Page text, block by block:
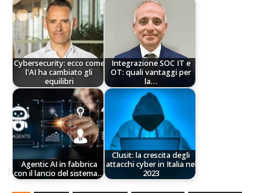
Cybersecurity: ecco come
l'AI ha cambiato gli
equilibri
Integrazione SOC IT e
OT: quali vantaggi per
la…
Agentic AI in fabbrica
con il lancio del sistema…
Clusit: la crescita degli
attacchi cyber in Italia nel
2023